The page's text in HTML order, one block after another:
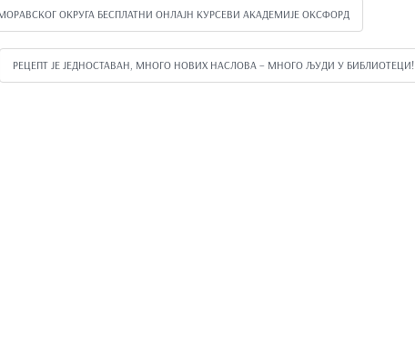
ОКРУГА БЕСПЛАТНИ ОНЛАЈН КУРСЕВИ АКАДЕМИЈЕ ОКСФОРД
РЕЦЕПТ ЈЕ ЈЕДНОСТАВАН, МНОГО НОВИХ НАСЛОВА – МНОГО ЉУДИ У БИБЛИОТЕЦИ!